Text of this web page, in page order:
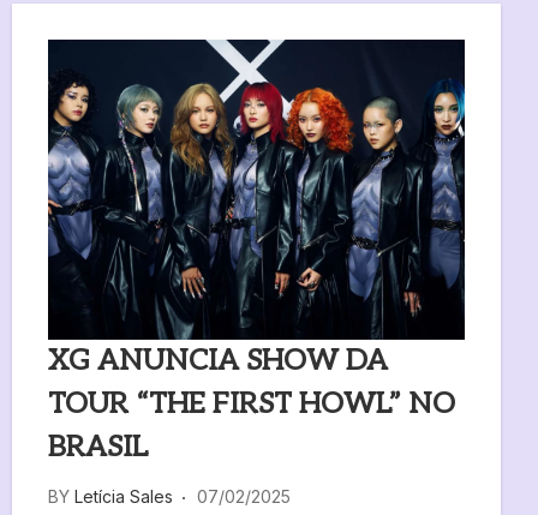
XG ANUNCIA SHOW DA
TOUR “THE FIRST HOWL” NO
BRASIL
BY Letícia Sales 07/02/2025